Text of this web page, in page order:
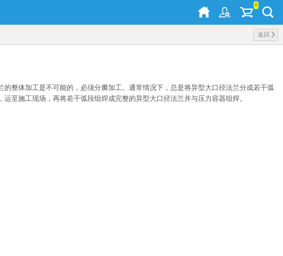
0
返回
整体加工是不可能的，必须分瓣加工。通常情况下，总是将异型大口径法兰分成若干弧
至施工现场，再将若干弧段组焊成完整的异型大口径法兰并与压力容器组焊。